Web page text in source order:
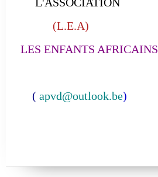
(L.E.A)
LES ENFANTS AFRICAINS
( apvd@outlook.be)